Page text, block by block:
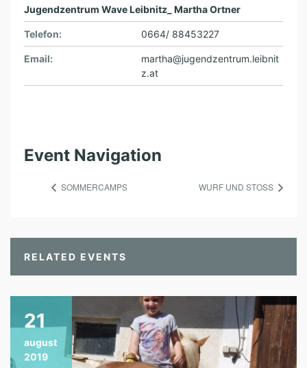
Jugendzentrum Wave Leibnitz_ Martha Ortner
Telefon: 0664/ 88453227
Email:
martha@jugendzentrum.leibnit
z.at
Event Navigation
SOMMERCAMPS WURF UND STOSS
RELATED EVENTS
21
august
2019